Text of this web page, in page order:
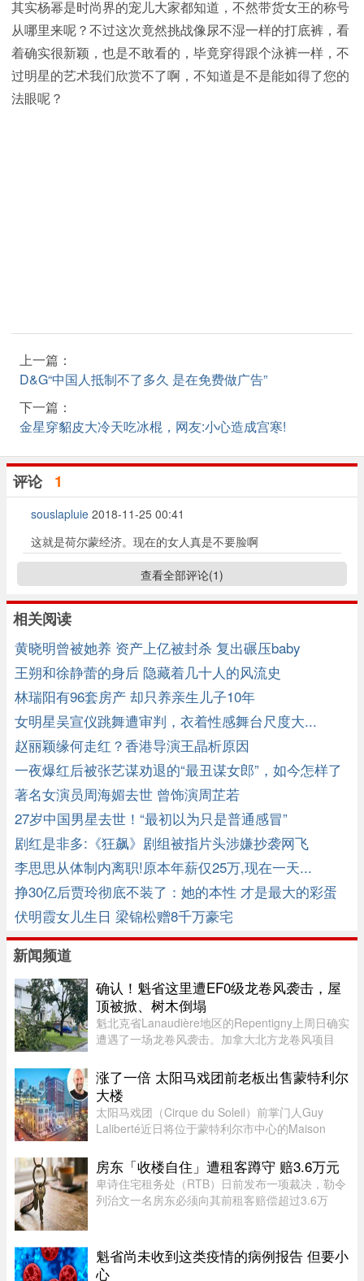
其实杨幂是时尚界的宠儿大家都知道，不然带货女王的称号
从哪里来呢？不过这次竟然挑战像尿不湿一样的打底裤，看
着确实很新颖，也是不敢看的，毕竟穿得跟个泳裤一样，不
过明星的艺术我们欣赏不了啊，不知道是不是能如得了您的
法眼呢？
上一篇：
D&G“中国人抵制不了多久 是在免费做广告”
下一篇：
金星穿貂皮大冷天吃冰棍，网友:小心造成宫寒!
评论 1
souslapluie 2018-11-25 00:41
这就是荷尔蒙经济。现在的女人真是不要脸啊
查看全部评论(1)
相关阅读
黄晓明曾被她养 资产上亿被封杀 复出碾压baby
王朔和徐静蕾的身后 隐藏着几十人的风流史
林瑞阳有96套房产 却只养亲生儿子10年
女明星吴宣仪跳舞遭审判，衣着性感舞台尺度大...
赵丽颖缘何走红？香港导演王晶析原因
一夜爆红后被张艺谋劝退的“最丑谋女郎”，如今怎样了
著名女演员周海媚去世 曾饰演周芷若
27岁中国男星去世！“最初以为只是普通感冒”
剧红是非多:《狂飙》剧组被指片头涉嫌抄袭网飞
李思思从体制内离职!原本年薪仅25万,现在一天...
挣30亿后贾玲彻底不装了：她的本性 才是最大的彩蛋
伏明霞女儿生日 梁锦松赠8千万豪宅
新闻频道
确认！魁省这里遭EF0级龙卷风袭击，屋
顶被掀、树木倒塌
魁北克省Lanaudière地区的Repentigny上周日确实
遭遇了一场龙卷风袭击。加拿大北方龙卷风项目
认，当天形成的是一场EF0级龙卷风。报告指出，
这场龙卷风是在一个弱超级单体 ...
涨了一倍 太阳马戏团前老板出售蒙特利尔
大楼
太阳马戏团（Cirque du Soleil）前掌门人Guy
Laliberté近日将位于蒙特利尔市中心的Maison
Mach，成交价达9300万元。Groupe Mach董事长
兼首席执行官Vincent Chiara昨天周四向 ...
房东「收楼自住」遭租客蹲守 赔3.6万元
卑诗住宅租务处（RTB）日前发布一项裁决，勒令
列治文一名房东必须向其前租客赔偿超过3.6万
闲置整整一年无人入住，因而遭 ...
魁省尚未收到这类疫情的病例报告 但要小
心